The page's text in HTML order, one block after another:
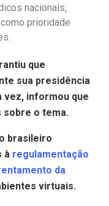
nacionais,
prioridade
que
sua presidência
vez, informou que
sobre o tema.
brasileiro
à regulamentação
da
virtuais.